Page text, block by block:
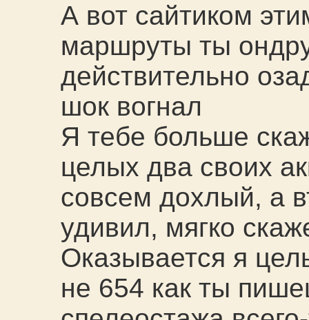
А вот сайтиком
маршруты ты
действительно
шок вогнал
Я тебе больше
целых два своих
совсем дохлый, а
удивил, мягко
Оказывается я
не 654 как ты